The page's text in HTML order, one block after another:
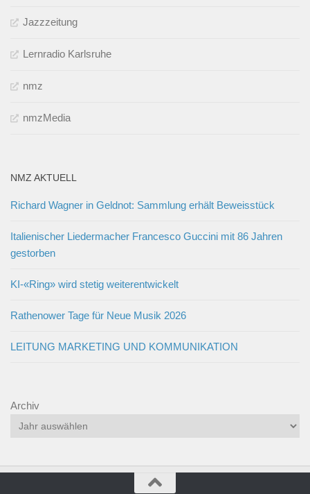
Jazzzeitung
Lernradio Karlsruhe
nmz
nmzMedia
NMZ AKTUELL
Richard Wagner in Geldnot: Sammlung erhält Beweisstück
Italienischer Liedermacher Francesco Guccini mit 86 Jahren
gestorben
KI-«Ring» wird stetig weiterentwickelt
Rathenower Tage für Neue Musik 2026
LEITUNG MARKETING UND KOMMUNIKATION
Archiv